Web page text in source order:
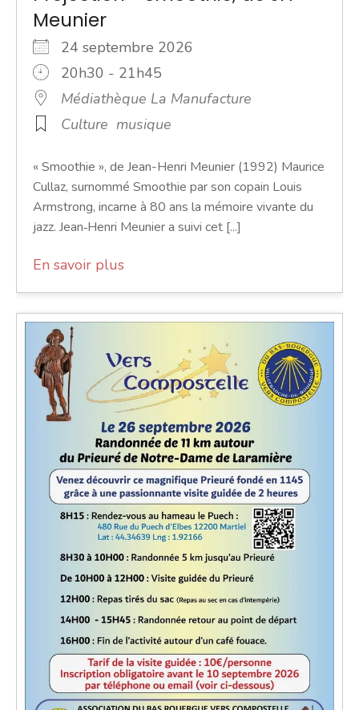
Meunier
24 septembre 2026
20h30 - 21h45
Médiathèque La Manufacture
Culture musique
« Smoothie », de Jean-Henri Meunier (1992) Maurice
Cullaz, surnommé Smoothie par son copain Louis
Armstrong, incarne à 80 ans la mémoire vivante du
jazz. Jean‑Henri Meunier a suivi cet [...]
En savoir plus